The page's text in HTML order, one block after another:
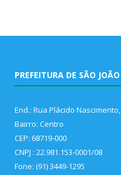
PREFEITURA DE SÃO
End.: Rua Plácido
Bairro: Centro
CEP: 68719-000
CNPJ : 22.981.153-0001/08
Fone: (91) 3449-1295